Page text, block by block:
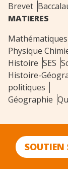
Brevet
MATIERES
Mathématiques
Physique
Histoire SES
Histoire-
politiques
Géographie
SOUTIEN